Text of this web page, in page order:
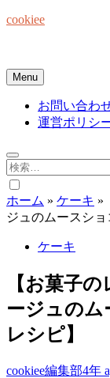
Skip
cookiee
Menu
お問い合わ
運営ポリシ
検
索:
ホーム » ケーキ »
ジュのムースショ
ケーキ
【お菓子
ージュの
レシピ】
cookiee編集部4年